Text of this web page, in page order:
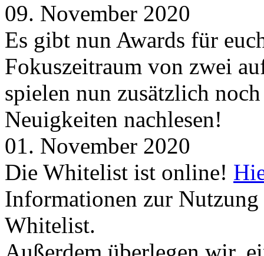
09. November 2020
Es gibt nun Awards für
Fokuszeitraum von zwei
spielen nun zusätzlich
Neuigkeiten nachlesen!
01. November 2020
Die Whitelist ist online!
Informationen zur
Whitelist.